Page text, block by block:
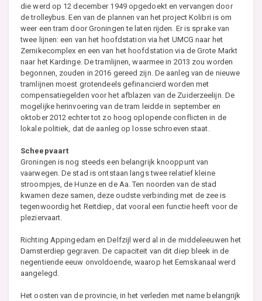
die werd op 12 december 1949 opgedoekt en vervangen door
de trolleybus. Een van de plannen van het project Kolibri is om
weer een tram door Groningen te laten rijden. Er is sprake van
twee lijnen: een van het hoofdstation via het UMCG naar het
Zernikecomplex en een van het hoofdstation via de Grote Markt
naar het Kardinge. De tramlijnen, waarmee in 2013 zou worden
begonnen, zouden in 2016 gereed zijn. De aanleg van de nieuwe
tramlijnen moest grotendeels gefinancierd worden met
compensatiegelden voor het afblazen van de Zuiderzeelijn. De
mogelijke herinvoering van de tram leidde in september en
oktober 2012 echter tot zo hoog oplopende conflicten in de
lokale politiek, dat de aanleg op losse schroeven staat.
Scheepvaart
Groningen is nog steeds een belangrijk knooppunt van
vaarwegen. De stad is ontstaan langs twee relatief kleine
stroompjes, de Hunze en de Aa. Ten noorden van de stad
kwamen deze samen, deze oudste verbinding met de zee is
tegenwoordig het Reitdiep, dat vooral een functie heeft voor de
pleziervaart.
Richting Appingedam en Delfzijl werd al in de middeleeuwen het
Damsterdiep gegraven. De capaciteit van dit diep bleek in de
negentiende eeuw onvoldoende, waarop het Eemskanaal werd
aangelegd.
Het oosten van de provincie, in het verleden met name belangrijk